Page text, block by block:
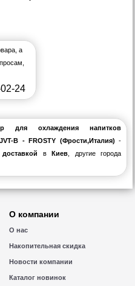
а
24
для охлаждения напитков
B - FROSTY (Фрости,Италия)-
вКиев , другие города
О компании
О нас
Накопительная скидка
Новости компании
Каталог новинок